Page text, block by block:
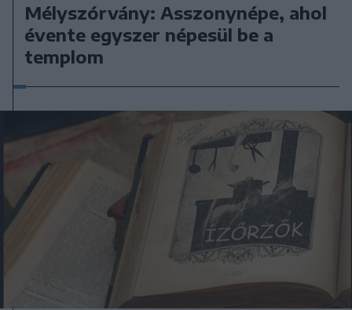
Mélyszórvány: Asszonynépe, ahol
évente egyszer népesül be a
templom